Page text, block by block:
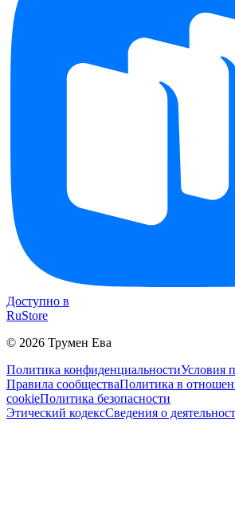
Доступно в
RuStore
© 2026 Трумен Ева
Политика конфиденциальностиУсловия
Правила сообществаПолитика в
cookieПолитика безопасности
Этический кодексСведения о